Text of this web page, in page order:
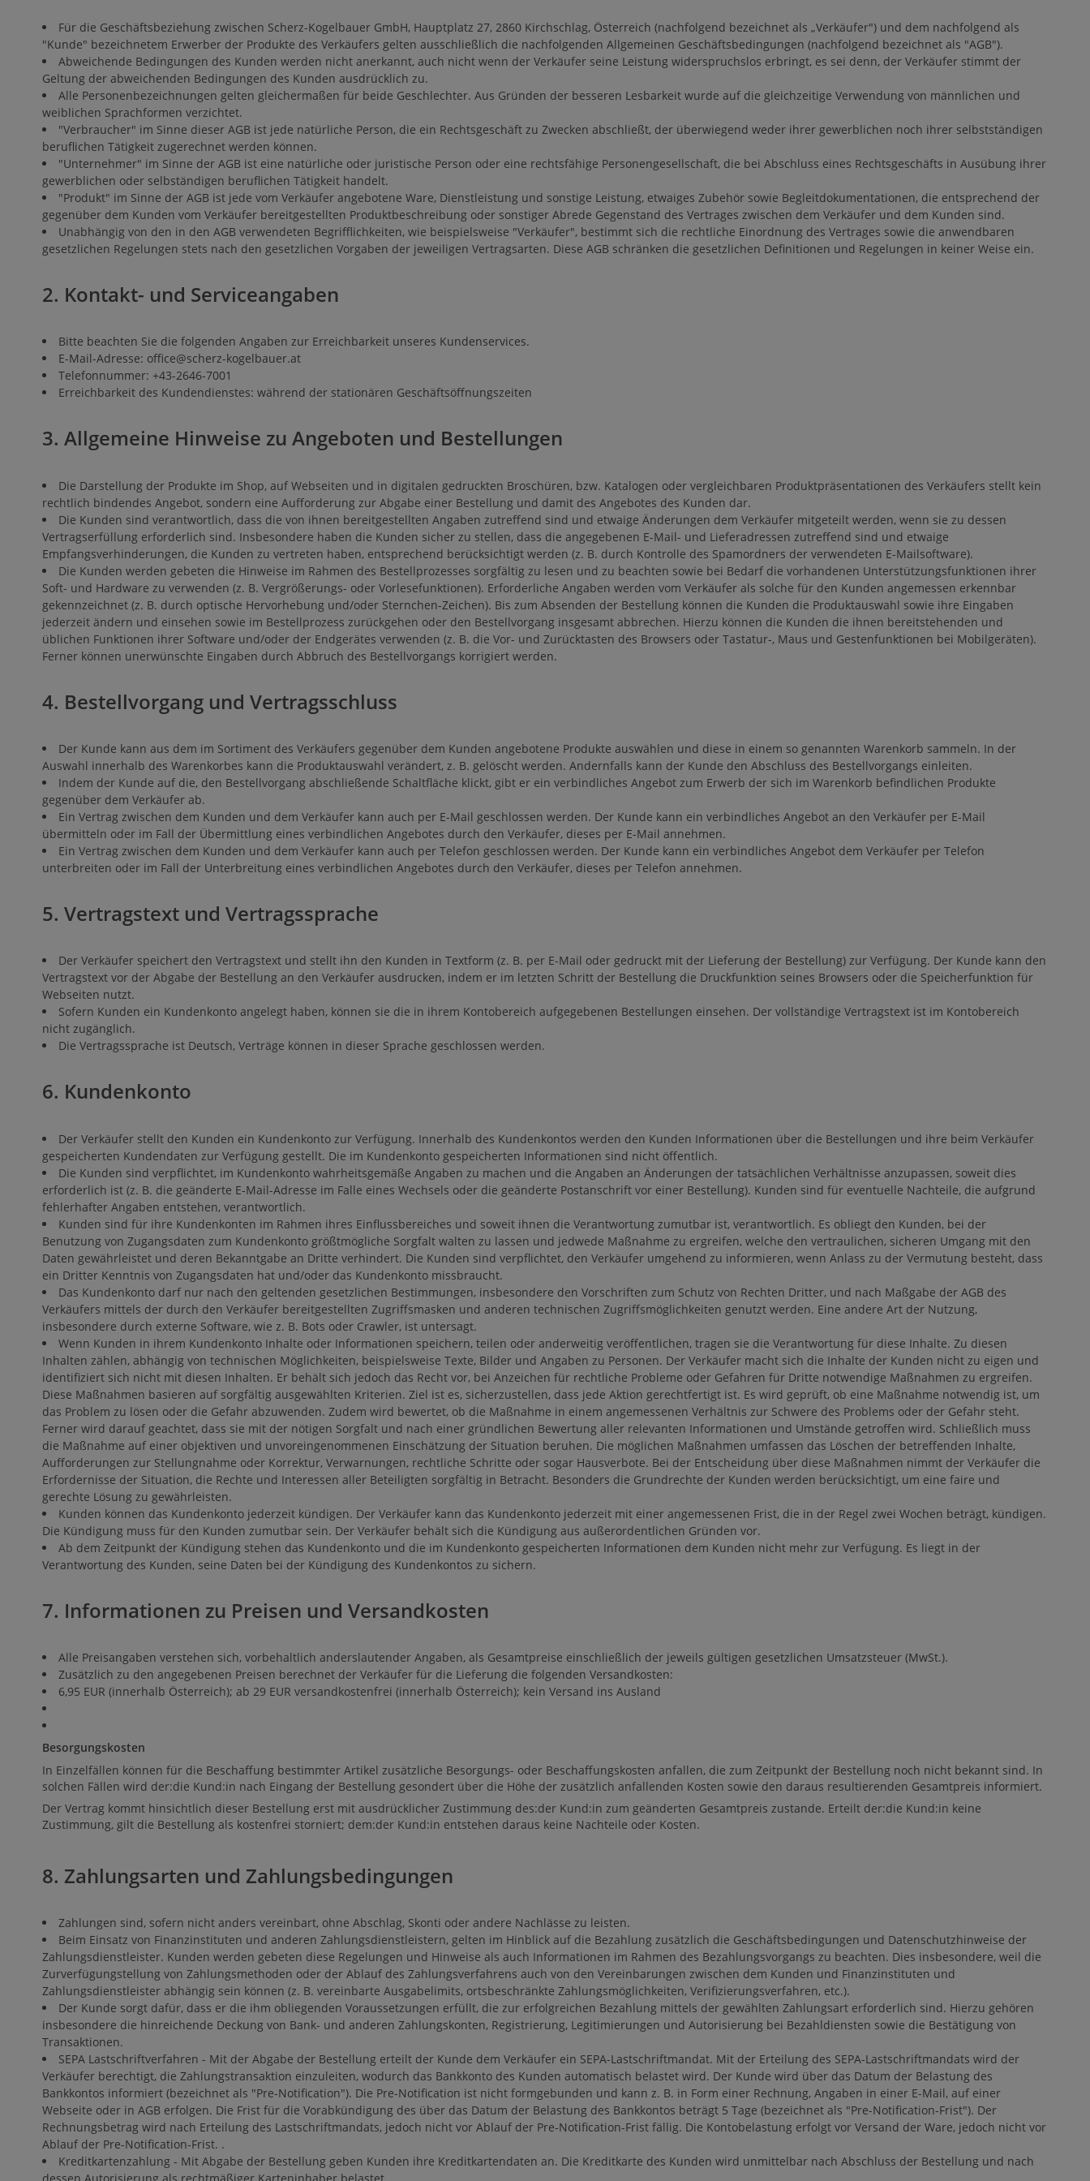
Für die Geschäftsbeziehung zwischen Scherz-Kogelbauer GmbH, Hauptplatz 27, 2860 Kirchschlag, Österreich (nachfolgend bezeichnet als „Verkäufer") und dem nachfolgend als
"Kunde" bezeichnetem Erwerber der Produkte des Verkäufers gelten ausschließlich die nachfolgenden Allgemeinen Geschäftsbedingungen (nachfolgend bezeichnet als "AGB").
Abweichende Bedingungen des Kunden werden nicht anerkannt, auch nicht wenn der Verkäufer seine Leistung widerspruchslos erbringt, es sei denn, der Verkäufer stimmt der
Geltung der abweichenden Bedingungen des Kunden ausdrücklich zu.
Alle Personenbezeichnungen gelten gleichermaßen für beide Geschlechter. Aus Gründen der besseren Lesbarkeit wurde auf die gleichzeitige Verwendung von männlichen und
weiblichen Sprachformen verzichtet.
"Verbraucher" im Sinne dieser AGB ist jede natürliche Person, die ein Rechtsgeschäft zu Zwecken abschließt, der überwiegend weder ihrer gewerblichen noch ihrer selbstständigen
beruflichen Tätigkeit zugerechnet werden können.
"Unternehmer" im Sinne der AGB ist eine natürliche oder juristische Person oder eine rechtsfähige Personengesellschaft, die bei Abschluss eines Rechtsgeschäfts in Ausübung ihrer
gewerblichen oder selbständigen beruflichen Tätigkeit handelt.
"Produkt" im Sinne der AGB ist jede vom Verkäufer angebotene Ware, Dienstleistung und sonstige Leistung, etwaiges Zubehör sowie Begleitdokumentationen, die entsprechend der
gegenüber dem Kunden vom Verkäufer bereitgestellten Produktbeschreibung oder sonstiger Abrede Gegenstand des Vertrages zwischen dem Verkäufer und dem Kunden sind.
Unabhängig von den in den AGB verwendeten Begrifflichkeiten, wie beispielsweise "Verkäufer", bestimmt sich die rechtliche Einordnung des Vertrages sowie die anwendbaren
gesetzlichen Regelungen stets nach den gesetzlichen Vorgaben der jeweiligen Vertragsarten. Diese AGB schränken die gesetzlichen Definitionen und Regelungen in keiner Weise ein.
2. Kontakt- und Serviceangaben
Bitte beachten Sie die folgenden Angaben zur Erreichbarkeit unseres Kundenservices.
E-Mail-Adresse: office@scherz-kogelbauer.at
Telefonnummer: +43-2646-7001
Erreichbarkeit des Kundendienstes: während der stationären Geschäftsöffnungszeiten
3. Allgemeine Hinweise zu Angeboten und Bestellungen
Die Darstellung der Produkte im Shop, auf Webseiten und in digitalen gedruckten Broschüren, bzw. Katalogen oder vergleichbaren Produktpräsentationen des Verkäufers stellt kein
rechtlich bindendes Angebot, sondern eine Aufforderung zur Abgabe einer Bestellung und damit des Angebotes des Kunden dar.
Die Kunden sind verantwortlich, dass die von ihnen bereitgestellten Angaben zutreffend sind und etwaige Änderungen dem Verkäufer mitgeteilt werden, wenn sie zu dessen
Vertragserfüllung erforderlich sind. Insbesondere haben die Kunden sicher zu stellen, dass die angegebenen E-Mail- und Lieferadressen zutreffend sind und etwaige
Empfangsverhinderungen, die Kunden zu vertreten haben, entsprechend berücksichtigt werden (z. B. durch Kontrolle des Spamordners der verwendeten E-Mailsoftware).
Die Kunden werden gebeten die Hinweise im Rahmen des Bestellprozesses sorgfältig zu lesen und zu beachten sowie bei Bedarf die vorhandenen Unterstützungsfunktionen ihrer
Soft- und Hardware zu verwenden (z. B. Vergrößerungs- oder Vorlesefunktionen). Erforderliche Angaben werden vom Verkäufer als solche für den Kunden angemessen erkennbar
gekennzeichnet (z. B. durch optische Hervorhebung und/oder Sternchen-Zeichen). Bis zum Absenden der Bestellung können die Kunden die Produktauswahl sowie ihre Eingaben
jederzeit ändern und einsehen sowie im Bestellprozess zurückgehen oder den Bestellvorgang insgesamt abbrechen. Hierzu können die Kunden die ihnen bereitstehenden und
üblichen Funktionen ihrer Software und/oder der Endgerätes verwenden (z. B. die Vor- und Zurücktasten des Browsers oder Tastatur-, Maus und Gestenfunktionen bei Mobilgeräten).
Ferner können unerwünschte Eingaben durch Abbruch des Bestellvorgangs korrigiert werden.
4. Bestellvorgang und Vertragsschluss
Der Kunde kann aus dem im Sortiment des Verkäufers gegenüber dem Kunden angebotene Produkte auswählen und diese in einem so genannten Warenkorb sammeln. In der
Auswahl innerhalb des Warenkorbes kann die Produktauswahl verändert, z. B. gelöscht werden. Andernfalls kann der Kunde den Abschluss des Bestellvorgangs einleiten.
Indem der Kunde auf die, den Bestellvorgang abschließende Schaltfläche klickt, gibt er ein verbindliches Angebot zum Erwerb der sich im Warenkorb befindlichen Produkte
gegenüber dem Verkäufer ab.
Ein Vertrag zwischen dem Kunden und dem Verkäufer kann auch per E-Mail geschlossen werden. Der Kunde kann ein verbindliches Angebot an den Verkäufer per E-Mail
übermitteln oder im Fall der Übermittlung eines verbindlichen Angebotes durch den Verkäufer, dieses per E-Mail annehmen.
Ein Vertrag zwischen dem Kunden und dem Verkäufer kann auch per Telefon geschlossen werden. Der Kunde kann ein verbindliches Angebot dem Verkäufer per Telefon
unterbreiten oder im Fall der Unterbreitung eines verbindlichen Angebotes durch den Verkäufer, dieses per Telefon annehmen.
5. Vertragstext und Vertragssprache
Der Verkäufer speichert den Vertragstext und stellt ihn den Kunden in Textform (z. B. per E-Mail oder gedruckt mit der Lieferung der Bestellung) zur Verfügung. Der Kunde kann den
Vertragstext vor der Abgabe der Bestellung an den Verkäufer ausdrucken, indem er im letzten Schritt der Bestellung die Druckfunktion seines Browsers oder die Speicherfunktion für
Webseiten nutzt.
Sofern Kunden ein Kundenkonto angelegt haben, können sie die in ihrem Kontobereich aufgegebenen Bestellungen einsehen. Der vollständige Vertragstext ist im Kontobereich
nicht zugänglich.
Die Vertragssprache ist Deutsch, Verträge können in dieser Sprache geschlossen werden.
6. Kundenkonto
Der Verkäufer stellt den Kunden ein Kundenkonto zur Verfügung. Innerhalb des Kundenkontos werden den Kunden Informationen über die Bestellungen und ihre beim Verkäufer
gespeicherten Kundendaten zur Verfügung gestellt. Die im Kundenkonto gespeicherten Informationen sind nicht öffentlich.
Die Kunden sind verpflichtet, im Kundenkonto wahrheitsgemäße Angaben zu machen und die Angaben an Änderungen der tatsächlichen Verhältnisse anzupassen, soweit dies
erforderlich ist (z. B. die geänderte E-Mail-Adresse im Falle eines Wechsels oder die geänderte Postanschrift vor einer Bestellung). Kunden sind für eventuelle Nachteile, die aufgrund
fehlerhafter Angaben entstehen, verantwortlich.
Kunden sind für ihre Kundenkonten im Rahmen ihres Einflussbereiches und soweit ihnen die Verantwortung zumutbar ist, verantwortlich. Es obliegt den Kunden, bei der
Benutzung von Zugangsdaten zum Kundenkonto größtmögliche Sorgfalt walten zu lassen und jedwede Maßnahme zu ergreifen, welche den vertraulichen, sicheren Umgang mit den
Daten gewährleistet und deren Bekanntgabe an Dritte verhindert. Die Kunden sind verpflichtet, den Verkäufer umgehend zu informieren, wenn Anlass zu der Vermutung besteht, dass
ein Dritter Kenntnis von Zugangsdaten hat und/oder das Kundenkonto missbraucht.
Das Kundenkonto darf nur nach den geltenden gesetzlichen Bestimmungen, insbesondere den Vorschriften zum Schutz von Rechten Dritter, und nach Maßgabe der AGB des
Verkäufers mittels der durch den Verkäufer bereitgestellten Zugriffsmasken und anderen technischen Zugriffsmöglichkeiten genutzt werden. Eine andere Art der Nutzung,
insbesondere durch externe Software, wie z. B. Bots oder Crawler, ist untersagt.
Wenn Kunden in ihrem Kundenkonto Inhalte oder Informationen speichern, teilen oder anderweitig veröffentlichen, tragen sie die Verantwortung für diese Inhalte. Zu diesen
Inhalten zählen, abhängig von technischen Möglichkeiten, beispielsweise Texte, Bilder und Angaben zu Personen. Der Verkäufer macht sich die Inhalte der Kunden nicht zu eigen und
identifiziert sich nicht mit diesen Inhalten. Er behält sich jedoch das Recht vor, bei Anzeichen für rechtliche Probleme oder Gefahren für Dritte notwendige Maßnahmen zu ergreifen.
Diese Maßnahmen basieren auf sorgfältig ausgewählten Kriterien. Ziel ist es, sicherzustellen, dass jede Aktion gerechtfertigt ist. Es wird geprüft, ob eine Maßnahme notwendig ist, um
das Problem zu lösen oder die Gefahr abzuwenden. Zudem wird bewertet, ob die Maßnahme in einem angemessenen Verhältnis zur Schwere des Problems oder der Gefahr steht.
Ferner wird darauf geachtet, dass sie mit der nötigen Sorgfalt und nach einer gründlichen Bewertung aller relevanten Informationen und Umstände getroffen wird. Schließlich muss
die Maßnahme auf einer objektiven und unvoreingenommenen Einschätzung der Situation beruhen. Die möglichen Maßnahmen umfassen das Löschen der betreffenden Inhalte,
Aufforderungen zur Stellungnahme oder Korrektur, Verwarnungen, rechtliche Schritte oder sogar Hausverbote. Bei der Entscheidung über diese Maßnahmen nimmt der Verkäufer die
Erfordernisse der Situation, die Rechte und Interessen aller Beteiligten sorgfältig in Betracht. Besonders die Grundrechte der Kunden werden berücksichtigt, um eine faire und
gerechte Lösung zu gewährleisten.
Kunden können das Kundenkonto jederzeit kündigen. Der Verkäufer kann das Kundenkonto jederzeit mit einer angemessenen Frist, die in der Regel zwei Wochen beträgt, kündigen.
Die Kündigung muss für den Kunden zumutbar sein. Der Verkäufer behält sich die Kündigung aus außerordentlichen Gründen vor.
Ab dem Zeitpunkt der Kündigung stehen das Kundenkonto und die im Kundenkonto gespeicherten Informationen dem Kunden nicht mehr zur Verfügung. Es liegt in der
Verantwortung des Kunden, seine Daten bei der Kündigung des Kundenkontos zu sichern.
7. Informationen zu Preisen und Versandkosten
Alle Preisangaben verstehen sich, vorbehaltlich anderslautender Angaben, als Gesamtpreise einschließlich der jeweils gültigen gesetzlichen Umsatzsteuer (MwSt.).
Zusätzlich zu den angegebenen Preisen berechnet der Verkäufer für die Lieferung die folgenden Versandkosten:
6,95 EUR (innerhalb Österreich); ab 29 EUR versandkostenfrei (innerhalb Österreich); kein Versand ins Ausland
Besorgungskosten
In Einzelfällen können für die Beschaffung bestimmter Artikel zusätzliche Besorgungs- oder Beschaffungskosten anfallen, die zum Zeitpunkt der Bestellung noch nicht bekannt sind. In
solchen Fällen wird der:die Kund:in nach Eingang der Bestellung gesondert über die Höhe der zusätzlich anfallenden Kosten sowie den daraus resultierenden Gesamtpreis informiert.
Der Vertrag kommt hinsichtlich dieser Bestellung erst mit ausdrücklicher Zustimmung des:der Kund:in zum geänderten Gesamtpreis zustande. Erteilt der:die Kund:in keine
Zustimmung, gilt die Bestellung als kostenfrei storniert; dem:der Kund:in entstehen daraus keine Nachteile oder Kosten.
8. Zahlungsarten und Zahlungsbedingungen
Zahlungen sind, sofern nicht anders vereinbart, ohne Abschlag, Skonti oder andere Nachlässe zu leisten.
Beim Einsatz von Finanzinstituten und anderen Zahlungsdienstleistern, gelten im Hinblick auf die Bezahlung zusätzlich die Geschäftsbedingungen und Datenschutzhinweise der
Zahlungsdienstleister. Kunden werden gebeten diese Regelungen und Hinweise als auch Informationen im Rahmen des Bezahlungsvorgangs zu beachten. Dies insbesondere, weil die
Zurverfügungstellung von Zahlungsmethoden oder der Ablauf des Zahlungsverfahrens auch von den Vereinbarungen zwischen dem Kunden und Finanzinstituten und
Zahlungsdienstleister abhängig sein können (z. B. vereinbarte Ausgabelimits, ortsbeschränkte Zahlungsmöglichkeiten, Verifizierungsverfahren, etc.).
Der Kunde sorgt dafür, dass er die ihm obliegenden Voraussetzungen erfüllt, die zur erfolgreichen Bezahlung mittels der gewählten Zahlungsart erforderlich sind. Hierzu gehören
insbesondere die hinreichende Deckung von Bank- und anderen Zahlungskonten, Registrierung, Legitimierungen und Autorisierung bei Bezahldiensten sowie die Bestätigung von
Transaktionen.
SEPA Lastschriftverfahren - Mit der Abgabe der Bestellung erteilt der Kunde dem Verkäufer ein SEPA-Lastschriftmandat. Mit der Erteilung des SEPA-Lastschriftmandats wird der
Verkäufer berechtigt, die Zahlungstransaktion einzuleiten, wodurch das Bankkonto des Kunden automatisch belastet wird. Der Kunde wird über das Datum der Belastung des
Bankkontos informiert (bezeichnet als "Pre-Notification"). Die Pre-Notification ist nicht formgebunden und kann z. B. in Form einer Rechnung, Angaben in einer E-Mail, auf einer
Webseite oder in AGB erfolgen. Die Frist für die Vorabkündigung des über das Datum der Belastung des Bankkontos beträgt 5 Tage (bezeichnet als "Pre-Notification-Frist"). Der
Rechnungsbetrag wird nach Erteilung des Lastschriftmandats, jedoch nicht vor Ablauf der Pre-Notification-Frist fällig. Die Kontobelastung erfolgt vor Versand der Ware, jedoch nicht vor
Ablauf der Pre-Notification-Frist. .
Kreditkartenzahlung - Mit Abgabe der Bestellung geben Kunden ihre Kreditkartendaten an. Die Kreditkarte des Kunden wird unmittelbar nach Abschluss der Bestellung und nach